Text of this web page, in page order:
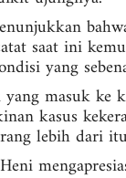
saat ini
yang
masuk ke
kasus
lebih dari